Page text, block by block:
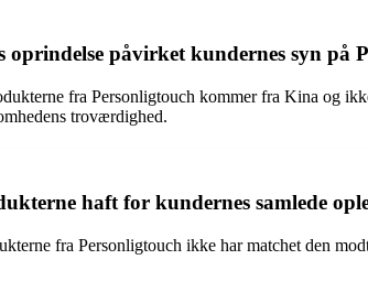
påvirket kundernes syn på
fra Personligtouch kommer fra Kina og
troværdighed.
haft for kundernes samlede
fra Personligtouch ikke har matchet den